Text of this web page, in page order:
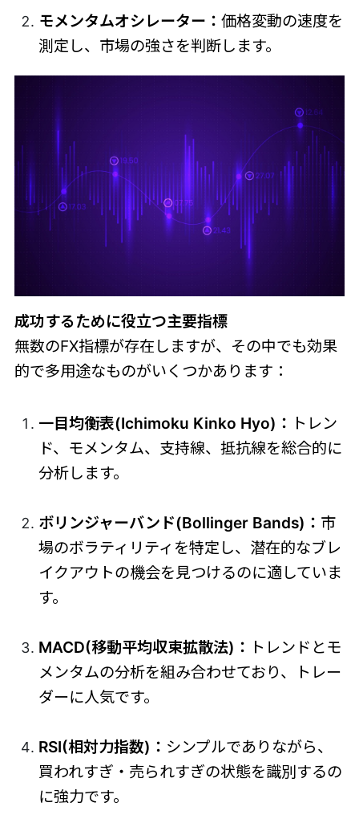
モメンタムオシレーター： 価格変動の速度を
測定し、市場の強さを判断します。
成功するために役立つ主要指標
無数のFX指標が存在しますが、その中でも効果
的で多用途なものがいくつかあります：
一目均衡表(Ichimoku Kinko Hyo)： トレン
ド、モメンタム、支持線、抵抗線を総合的に
分析します。
ボリンジャーバンド(Bollinger Bands)： 市
場のボラティリティを特定し、潜在的なブレ
イクアウトの機会を見つけるのに適していま
す。
MACD(移動平均収束拡散法)： トレンドとモ
メンタムの分析を組み合わせており、トレー
ダーに人気です。
RSI(相対力指数)： シンプルでありながら、
買われすぎ・売られすぎの状態を識別するの
に強力です。